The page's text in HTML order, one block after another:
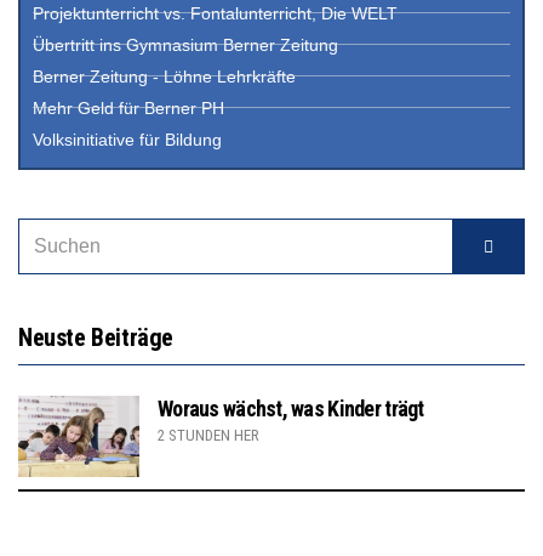
Projektunterricht vs. Fontalunterricht, Die WELT
Übertritt ins Gymnasium Berner Zeitung
Berner Zeitung - Löhne Lehrkräfte
Mehr Geld für Berner PH
Volksinitiative für Bildung
Neuste Beiträge
Woraus wächst, was Kinder trägt
2 STUNDEN HER